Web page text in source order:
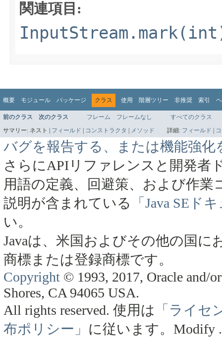
関連項目:
概要 モジュール パッケージ クラス 使用 階層ツリー 非推奨 索引
前のクラス 次のクラス フレーム フレームなし
すべてのクラス
サマリー: ネスト | フィールド | コンストラクタ | メソッド 詳細: フィールド |
バグを報告する、または機能強化
さらにAPIリファレンスと開発者
用語の定義、回避策、および作
説明が含まれている
「Java SEド
い。
Javaは、米国およびその他の国に
商標または登録商標です。
Copyright © 1993, 2017, Oracle and/
Shores, CA 94065 USA.
All rights reserved. 使用は 「ライセ
布ポリシー」 に従います。 Modify